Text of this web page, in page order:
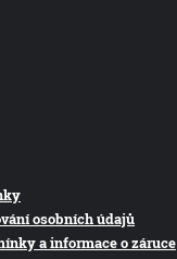
osobních údajů
a informace o záruce